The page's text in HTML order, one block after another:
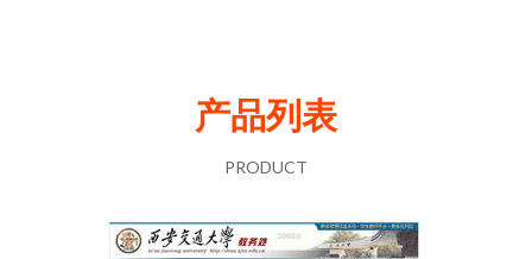
产品列表
PRODUCT